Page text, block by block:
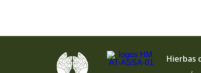
Hierbas